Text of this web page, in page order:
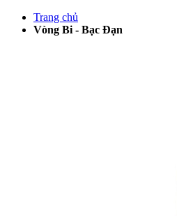
Trang chủ
Vòng Bi - Bạc Đạn